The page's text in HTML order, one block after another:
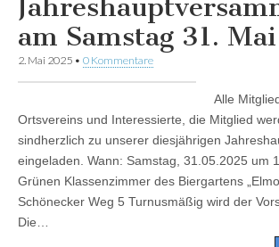
am Samstag 31.
2. Mai 2025 • 0 Kommentare
Alle
Ortsvereins und Interessierte, die Mitglied
sindherzlich zu unserer diesjährigen
eingeladen. Wann: Samstag, 31.05.2025 um
Grünen Klassenzimmer des Biergartens
Schönecker Weg 5 Turnusmäßig wird der
Die…